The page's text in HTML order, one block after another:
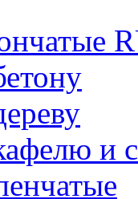
и